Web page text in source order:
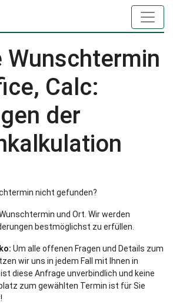
Wunschtermin
Calc:
der
nicht gefunden?
und Ort. Wir werden
bestmöglichst zu erfüllen.
Um alle offenen Fragen und Details zum
wir uns in jedem Fall mit Ihnen in
diese Anfrage unverbindlich und keine
zum gewählten Termin ist für Sie